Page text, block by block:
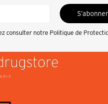
S’abonner
consulter notre Politique de